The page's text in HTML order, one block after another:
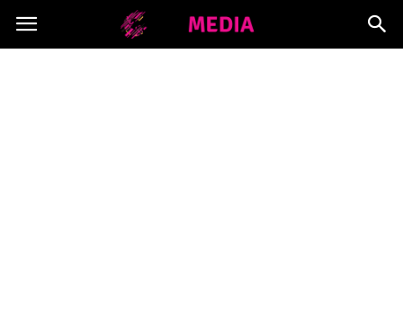
Copymedia.pl